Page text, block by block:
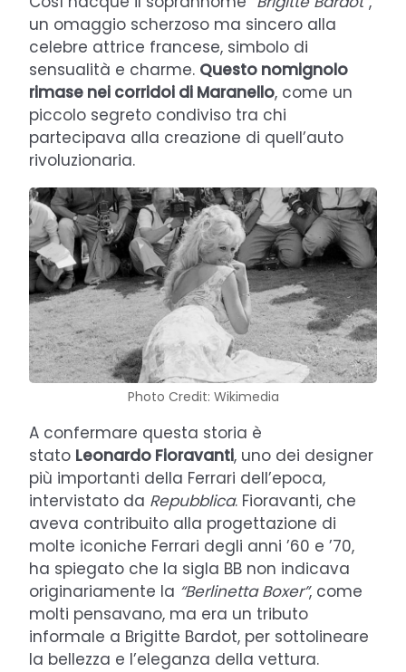
un omaggio scherzoso ma sincero alla
celebre attrice francese, simbolo di
sensualità e charme. Questo nomignolo
rimase nei corridoi di Maranello, come un
piccolo segreto condiviso tra chi
partecipava alla creazione di quell’auto
rivoluzionaria.
Photo Credit: Wikimedia
A confermare questa storia è
stato Leonardo Fioravanti, uno dei designer
più importanti della Ferrari dell’epoca,
intervistato da Repubblica. Fioravanti, che
aveva contribuito alla progettazione di
molte iconiche Ferrari degli anni ’60 e ’70,
ha spiegato che la sigla BB non indicava
originariamente la “Berlinetta Boxer”, come
molti pensavano, ma era un tributo
informale a Brigitte Bardot, per sottolineare
la bellezza e l’eleganza della vettura.